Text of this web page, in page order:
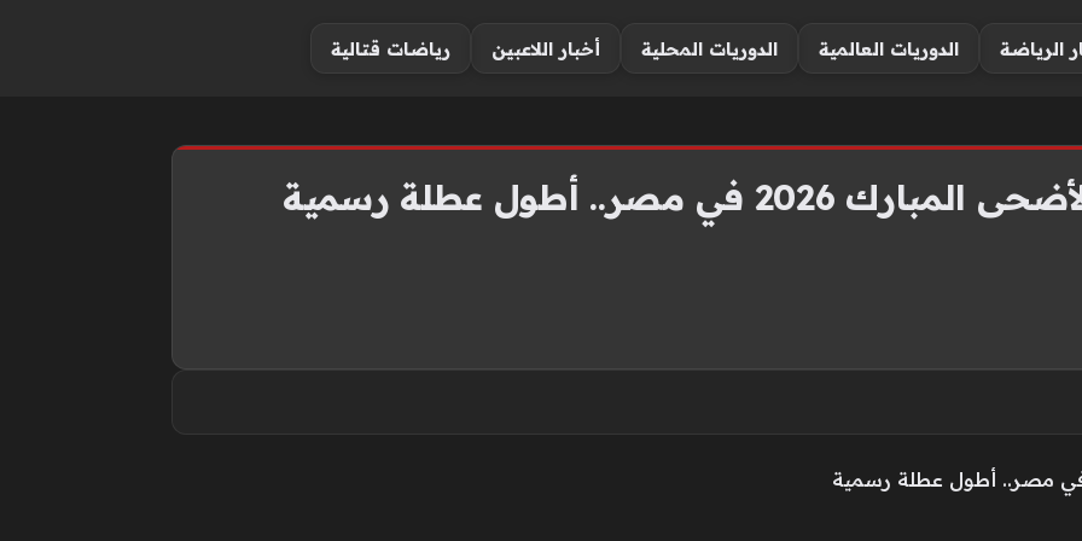
الرياضة الدوريات العالمية الدوريات المحلية أخبار اللاعبين رياضات قتالية
في مصر.. أطول عطلة رسمية